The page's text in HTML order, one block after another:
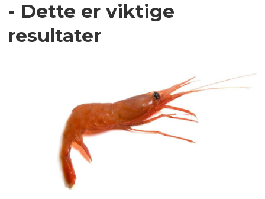
- Dette er viktige
resultater